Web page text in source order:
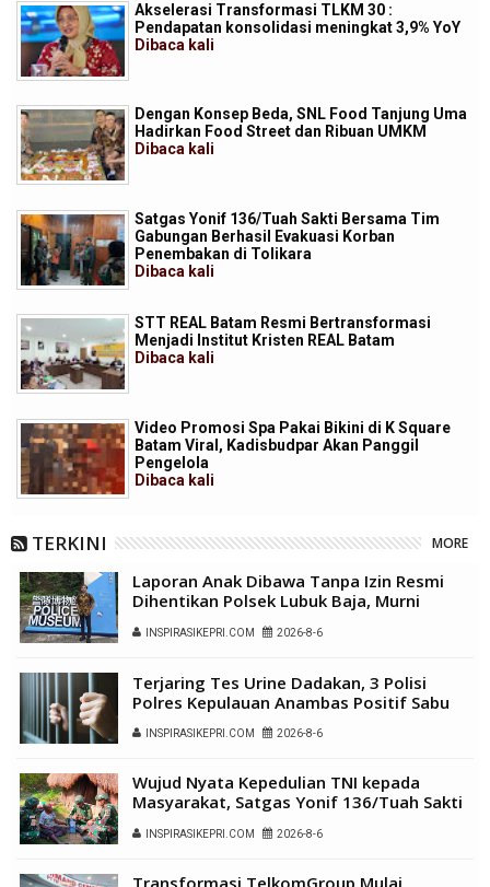
Akselerasi Transformasi TLKM 30 :
Pendapatan konsolidasi meningkat 3,9% YoY
Dibaca kali
Dengan Konsep Beda, SNL Food Tanjung Uma
Hadirkan Food Street dan Ribuan UMKM
Dibaca kali
Satgas Yonif 136/Tuah Sakti Bersama Tim
Gabungan Berhasil Evakuasi Korban
Penembakan di Tolikara
Dibaca kali
STT REAL Batam Resmi Bertransformasi
Menjadi Institut Kristen REAL Batam
Dibaca kali
Video Promosi Spa Pakai Bikini di K Square
Batam Viral, Kadisbudpar Akan Panggil
Pengelola
Dibaca kali
TERKINI MORE
Laporan Anak Dibawa Tanpa Izin Resmi
Dihentikan Polsek Lubuk Baja, Murni
INSPIRASIKEPRI.COM 2026-8-6
Terjaring Tes Urine Dadakan, 3 Polisi
Polres Kepulauan Anambas Positif Sabu
INSPIRASIKEPRI.COM 2026-8-6
Wujud Nyata Kepedulian TNI kepada
Masyarakat, Satgas Yonif 136/Tuah Sakti
Kalome
INSPIRASIKEPRI.COM 2026-8-6
Transformasi TelkomGroup Mulai